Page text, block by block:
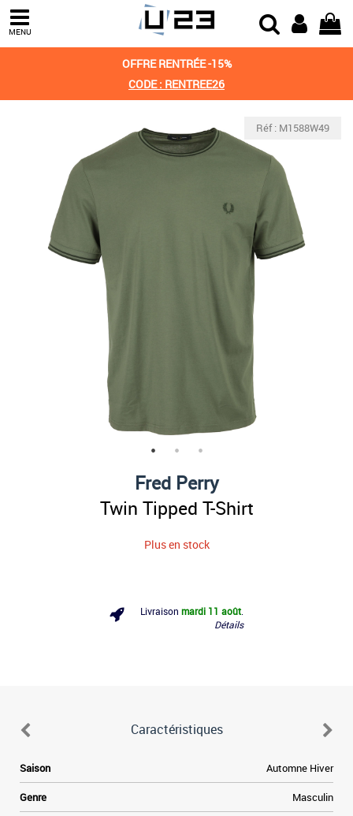
MENU
OFFRE RENTRÉE -15%
CODE : RENTREE26
Réf : M1588W49
Fred Perry
Twin Tipped T-Shirt
Plus en stock
Livraison mardi 11 août
Détails
Caractéristiques
Saison Automne Hiver
Genre Masculin